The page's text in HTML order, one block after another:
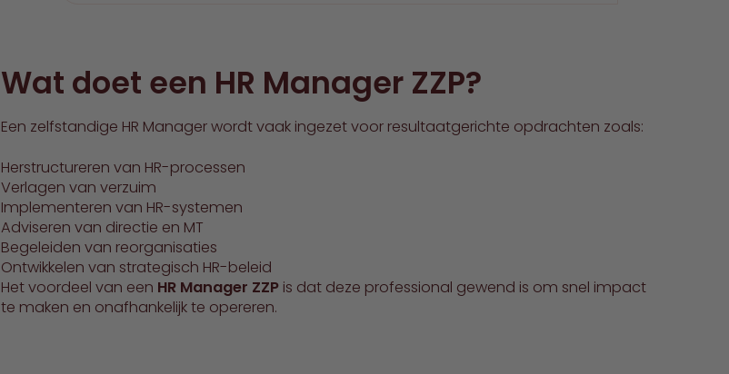
Wat doet een HR Manager ZZP?
Een zelfstandige HR Manager wordt vaak ingezet voor resultaatgerichte opdrachten zoals:
Herstructureren van HR-processen
Verlagen van verzuim
Implementeren van HR-systemen
Adviseren van directie en MT
Begeleiden van reorganisaties
Ontwikkelen van strategisch HR-beleid
Het voordeel van een HR Manager ZZPis dat deze professional gewend is om snel impact
te maken en onafhankelijk te opereren.